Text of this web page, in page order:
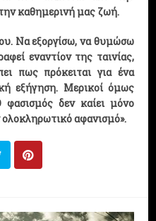
καθημερινή μας ζωή.
Να εξοργίσω, να θυμώσω
εναντίον της ταινίας,
πως πρόκειται για ένα
εξήγηση. Μερικοί όμως
δεν καίει μόνο
αφανισμό».